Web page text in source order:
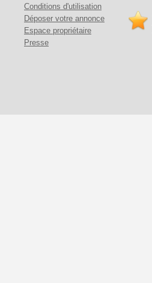
Conditions d'utilisation
Déposer votre annonce
Espace propriétaire
Presse